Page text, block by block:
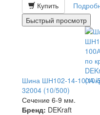
Купить
Быстрый просмотр
Шина ШН102-14-100А
32004 (10/500)
Сечение 6-9 мм.
Бренд: DEKraft